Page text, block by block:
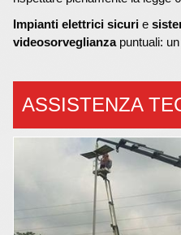
Impianti elettrici sicuri e
videosorveglianzapuntuali:
ASSISTENZA